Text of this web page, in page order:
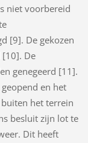
niet voorbereid
[9]. De gekozen
De
genegeerd [11].
en het
het terrein
besluit zijn lot te
Dit heeft